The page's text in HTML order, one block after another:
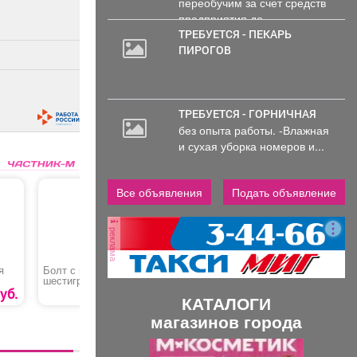
Болт с внутренним
шестигранником
Перчатки х/б с ПВХ 5
нитей Палитра
предприятия до...
ТРЕБУЕТСЯ - ПЕКАРЬ
ПИРОГОВ
ТРЕБУЕТСЯ - ГОРНИЧНАЯ
без опыта работы. -Влажная
и сухая уборка номеров и...
Все объявления Подать объявление
реклама
КАТАЛОГИ
магазинов города